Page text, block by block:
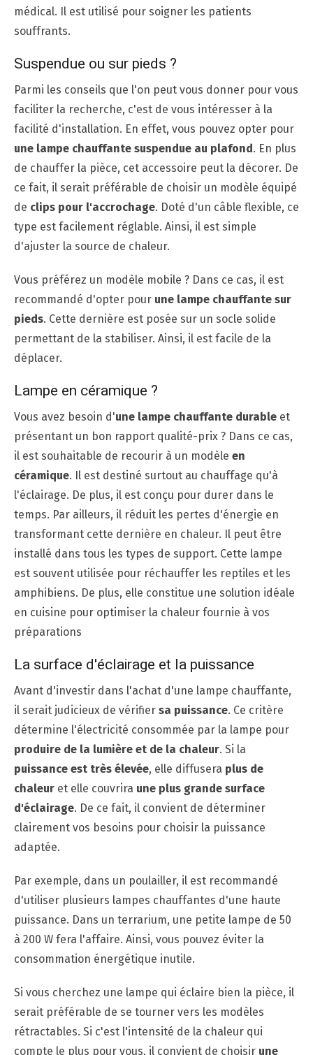
médical. Il est utilisé pour soigner les patients
souffrants.
Suspendue ou sur pieds ?
Parmi les conseils que l'on peut vous donner pour vous
faciliter la recherche, c'est de vous intéresser à la
facilité d'installation. En effet, vous pouvez opter pour
une lampe chauffante suspendue au plafond. En plus
de chauffer la pièce, cet accessoire peut la décorer. De
ce fait, il serait préférable de choisir un modèle équipé
de clips pour l'accrochage. Doté d'un câble flexible, ce
type est facilement réglable. Ainsi, il est simple
d'ajuster la source de chaleur.
Vous préférez un modèle mobile ? Dans ce cas, il est
recommandé d'opter pour une lampe chauffante sur
pieds. Cette dernière est posée sur un socle solide
permettant de la stabiliser. Ainsi, il est facile de la
déplacer.
Lampe en céramique ?
Vous avez besoin d'une lampe chauffante durable et
présentant un bon rapport qualité-prix ? Dans ce cas,
il est souhaitable de recourir à un modèle en
céramique. Il est destiné surtout au chauffage qu'à
l'éclairage. De plus, il est conçu pour durer dans le
temps. Par ailleurs, il réduit les pertes d'énergie en
transformant cette dernière en chaleur. Il peut être
installé dans tous les types de support. Cette lampe
est souvent utilisée pour réchauffer les reptiles et les
amphibiens. De plus, elle constitue une solution idéale
en cuisine pour optimiser la chaleur fournie à vos
préparations
La surface d'éclairage et la puissance
Avant d'investir dans l'achat d'une lampe chauffante,
il serait judicieux de vérifier sa puissance. Ce critère
détermine l'électricité consommée par la lampe pour
produire de la lumière et de la chaleur. Si la
puissance est très élevée, elle diffusera plus de
chaleur et elle couvrira une plus grande surface
d'éclairage. De ce fait, il convient de déterminer
clairement vos besoins pour choisir la puissance
adaptée.
Par exemple, dans un poulailler, il est recommandé
d'utiliser plusieurs lampes chauffantes d'une haute
puissance. Dans un terrarium, une petite lampe de 50
à 200 W fera l'affaire. Ainsi, vous pouvez éviter la
consommation énergétique inutile.
Si vous cherchez une lampe qui éclaire bien la pièce, il
serait préférable de se tourner vers les modèles
rétractables. Si c'est l'intensité de la chaleur qui
compte le plus pour vous, il convient de choisir une